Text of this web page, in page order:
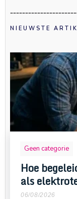
NIEUWSTE
Geen categorie
Hoe
als
06/08/2026